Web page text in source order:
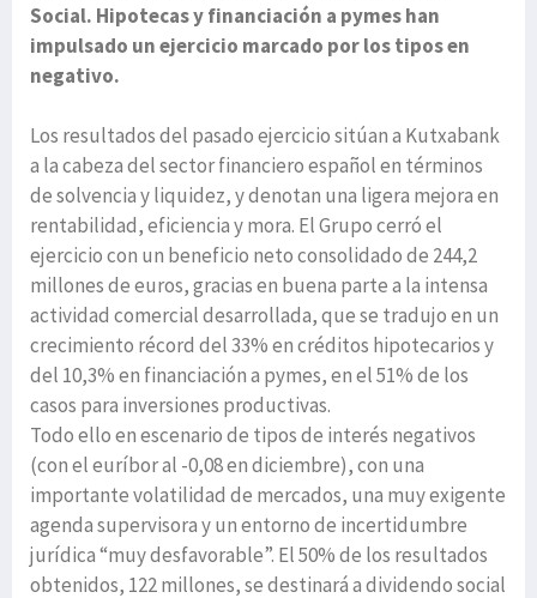
Social. Hipotecas y financiación a pymes han
impulsado un ejercicio marcado por los tipos en
negativo.
Los resultados del pasado ejercicio sitúan a Kutxabank
a la cabeza del sector financiero español en términos
de solvencia y liquidez, y denotan una ligera mejora en
rentabilidad, eficiencia y mora. El Grupo cerró el
ejercicio con un beneficio neto consolidado de 244,2
millones de euros, gracias en buena parte a la intensa
actividad comercial desarrollada, que se tradujo en un
crecimiento récord del 33% en créditos hipotecarios y
del 10,3% en financiación a pymes, en el 51% de los
casos para inversiones productivas.
Todo ello en escenario de tipos de interés negativos
(con el euríbor al -0,08 en diciembre), con una
importante volatilidad de mercados, una muy exigente
agenda supervisora y un entorno de incertidumbre
jurídica “muy desfavorable”. El 50% de los resultados
obtenidos, 122 millones, se destinará a dividendo social